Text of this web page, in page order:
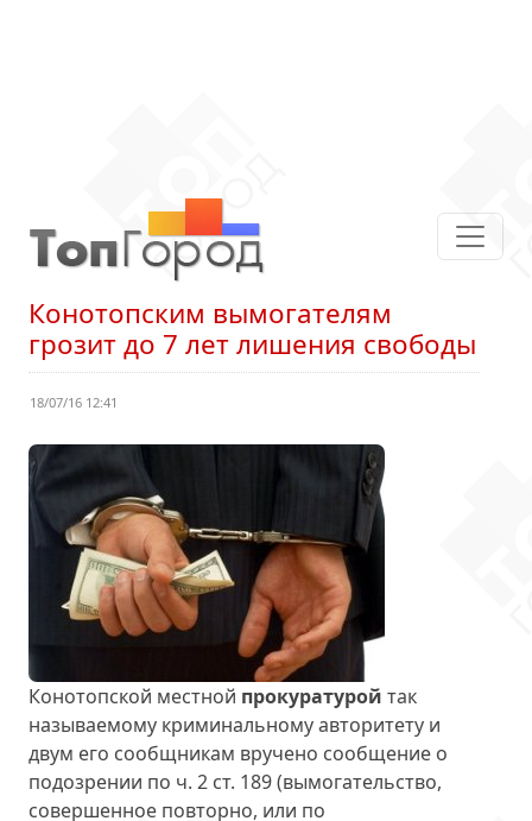
Конотопским вымогателям
грозит до 7 лет лишения свободы
18/07/16 12:41
Конотопской местной прокуратурой так
называемому криминальному авторитету и
двум его сообщникам вручено сообщение о
подозрении по ч. 2 ст. 189 (вымогательство,
совершенное повторно, или по